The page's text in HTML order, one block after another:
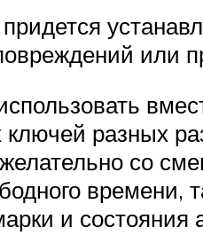
или
ключей разных
со
времени,
и